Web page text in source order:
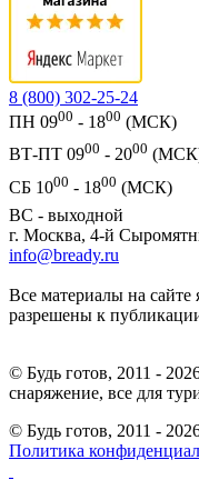
8 (800) 302-25-24
ПН 0900 - 1800 (МСК)
ВТ-ПТ 0900 - 2000
СБ 1000 - 1800 (МСК)
ВС - выходной
г. Москва, 4-й
info@bready.ru
Все материалы на сайте
разрешены к
© Будь готов, 2011 -
снаряжение, все для
© Будь готов, 2011 -
Политика